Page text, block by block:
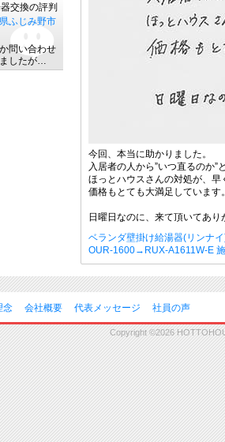
今回、本当に助かりました。
入居者の人から”いつ直るのか”
ほっとハウスさんの対処が、早
価格もとても大満足しています
日曜日なのに、来て頂いてあ
ベランダ壁掛け給湯器(リンナ
OUR-1600→RUX-A1611W-E
交換の評判
ふじみ野市
問い合わせ
したが…
念 会社概要 代表メッセージ 社員の声
Copyright ©2026